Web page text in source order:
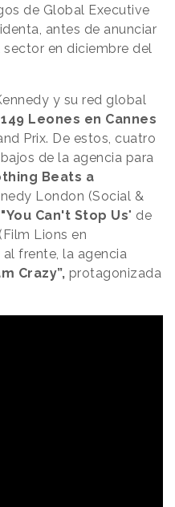
de Global Executive
antes de anunciar
en diciembre del
y su red global
149 Leones en Cannes
Prix. De estos, cuatro
de la agencia para
Beats a
London (Social &
"You Can't Stop Us" de
Lions en
frente, la agencia
Crazy”, protagonizada